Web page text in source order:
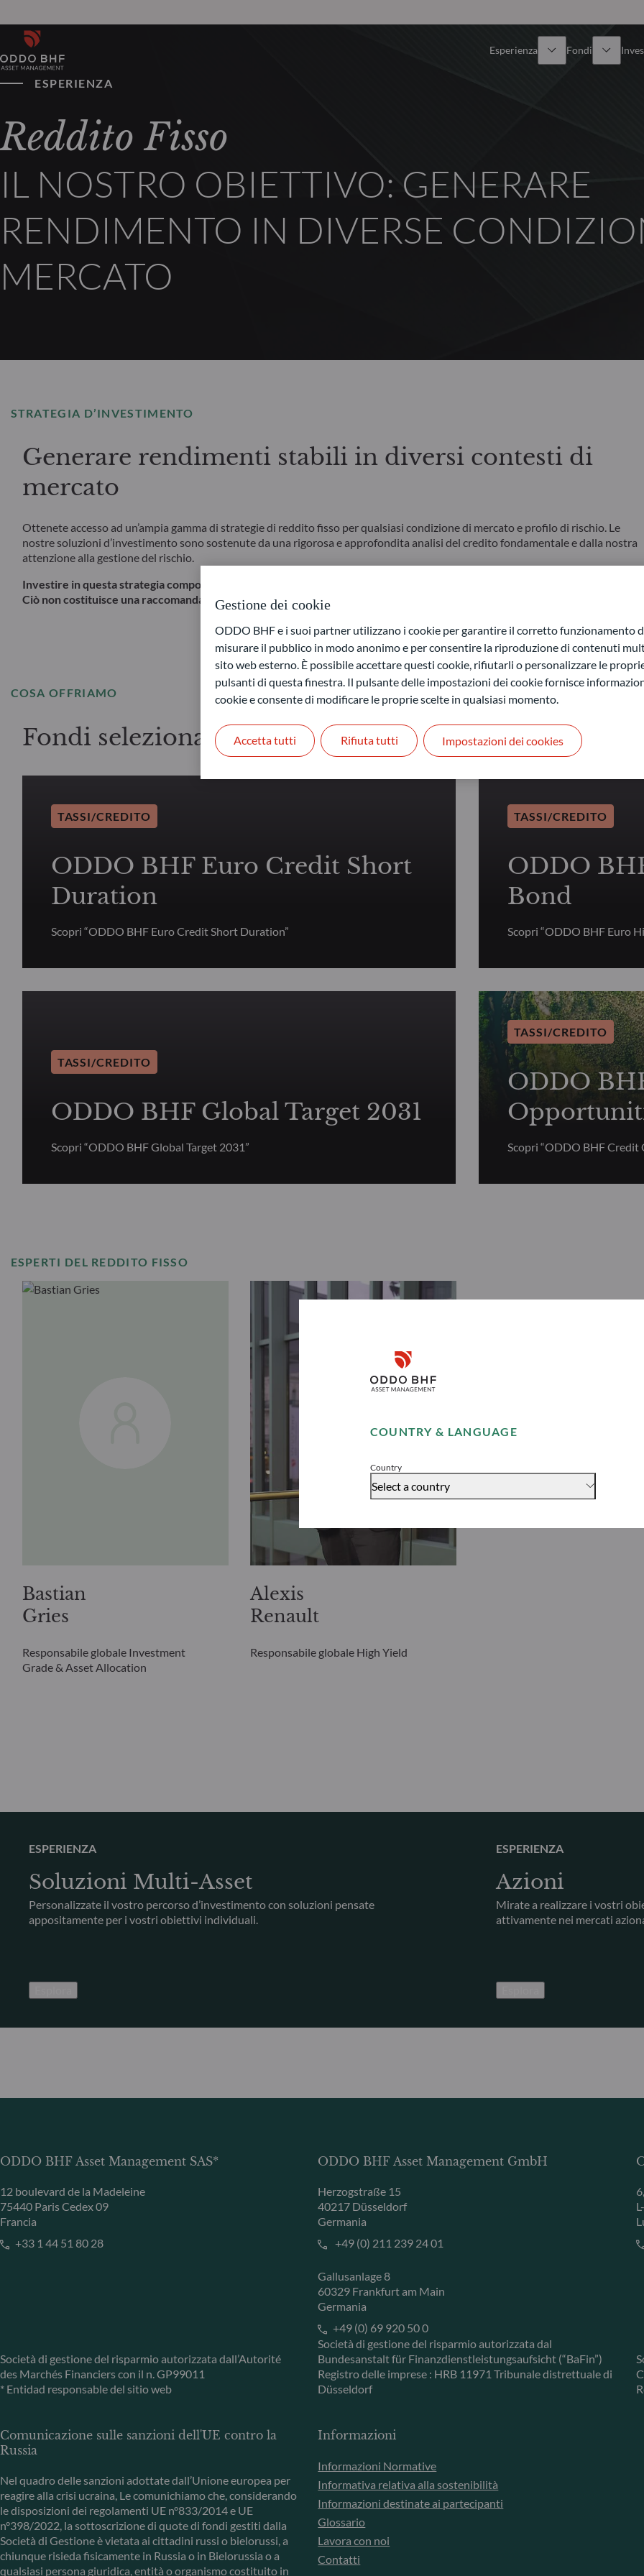
COUNTRY & LANGUAGE
Country
Select a country
Disclaimer
Accept
Esperienza
Reddito fisso
Multi-Asset
Fondi
Come sottoscrivere
ESPERIENZA
Reddito Fisso
IL NOSTRO OBIETTIVO: GENERARE
RENDIMENTO IN DIVERSE
MERCATO
STRATEGIA D’INVESTIMENTO
Generare rendimenti stabili in diversi contesti di
mercato
Ottenete accesso ad un’ampia gamma di strategie di reddito fisso per qualsiasi condizione di mercato e profilo di rischio. Le
nostre soluzioni d’investimento sono sostenute da una rigorosa e approfondita analisi del credito fondamentale e dalla nostra
attenzione alla gestione del rischio.
Investire in questa strategia comporta, tra le altre cose, un rischio di perdita di capitale, di tasso d’interesse e di credito.
Ciò non costituisce una raccomandazione di investimento.
COSA OFFRIAMO
Fondi selezionati
TASSI/CREDITO
ODDO BHF Euro Credit Short
Duration
Scopri “ODDO BHF Euro Credit Short Duration”
TASSI/CREDITO
ODDO
Bond
Scopri “ODDO BHF Euro
TASSI/CREDITO
ODDO BHF Global Target 2031
Scopri “ODDO BHF Global Target 2031”
TASSI/CREDITO
ODDO
Scopri “ODDO BHF
ESPERTI DEL REDDITO FISSO
Bastian
Gries
Responsabile globale Investment
Grade & Asset Allocation
Alexis
Renault
Responsabile globale High Yield
ESPERIENZA
Soluzioni Multi-Asset
Personalizzate il vostro percorso d’investimento con soluzioni pensate
appositamente per i vostri obiettivi individuali.
ESPERIENZA
Azioni
Mirate a realizzare i vostri
attivamente nei mercati
ODDO BHF Asset Management SAS*
12 boulevard de la Madeleine
75440 Paris Cedex 09
Francia
+33 1 44 51 80 28
Società di gestione del risparmio autorizzata dall’Autorité
des Marchés Financiers con il n. GP99011
* Entidad responsable del sitio web
ODDO BHF Asset Management GmbH
Herzogstraße 15
40217 Düsseldorf
Germania
+49 (0) 211 239 24 01
Gallusanlage 8
60329 Frankfurt am Main
Germania
+49 (0) 69 920 50 0
Società di gestione del risparmio autorizzata dal
Bundesanstalt für Finanzdienstleistungsaufsicht (“BaFin”)
Registro delle imprese : HRB 11971 Tribunale distrettuale di
Düsseldorf
Comunicazione sulle sanzioni dell'UE contro la
Russia
Nel quadro delle sanzioni adottate dall’Unione europea per
reagire alla crisi ucraina, Le comunichiamo che, considerando
le disposizioni dei regolamenti UE n°833/2014 e UE
n°398/2022, la sottoscrizione di quote di fondi gestiti dalla
Società di Gestione è vietata ai cittadini russi o bielorussi, a
chiunque risieda fisicamente in Russia o in Bielorussia o a
qualsiasi persona giuridica, entità o organismo costituito in
Informazioni
Informazioni Normative
Informativa relativa alla sostenibilità
Informazioni destinate ai partecipanti
Glossario
Lavora con noi
Contatti
Gestione dei cookie
ODDO BHF e i suoi partner utilizzano i cookie per garantire il corretto funzionamento
misurare il pubblico in modo anonimo e per consentire la riproduzione di contenuti
sito web esterno. È possibile accettare questi cookie, rifiutarli o personalizzare le
pulsanti di questa finestra. Il pulsante delle impostazioni dei cookie fornisce
cookie e consente di modificare le proprie scelte in qualsiasi momento.
Rifiuta tutti
Accetta tutti Impostazioni dei cookies